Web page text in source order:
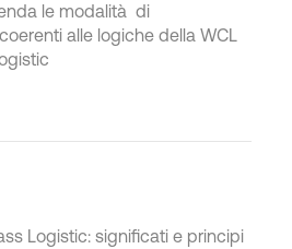
le modalità di
alle logiche della WCL
Logistic: significati e principi